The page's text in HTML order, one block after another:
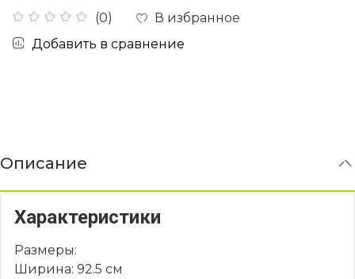
(0)
В избранное
Добавить в сравнение
Описание
Характеристики
Размеры:
Ширина: 92.5 см